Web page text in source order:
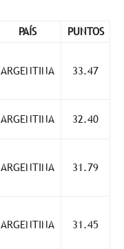
PAÍS PUNTOS
ARGENTINA 33.47
ARGENTINA 32.40
ARGENTINA 31.79
ARGENTINA 31.45